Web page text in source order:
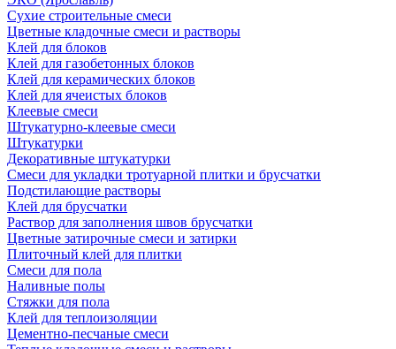
Сухие строительные смеси
Цветные кладочные смеси и растворы
Клей для блоков
Клей для газобетонных блоков
Клей для керамических блоков
Клей для ячеистых блоков
Клеевые смеси
Штукатурно-клеевые смеси
Штукатурки
Декоративные штукатурки
Смеси для укладки тротуарной плитки и брусчатки
Подстилающие растворы
Клей для брусчатки
Раствор для заполнения швов брусчатки
Цветные затирочные смеси и затирки
Плиточный клей для плитки
Смеси для пола
Наливные полы
Стяжки для пола
Клей для теплоизоляции
Цементно-песчаные смеси